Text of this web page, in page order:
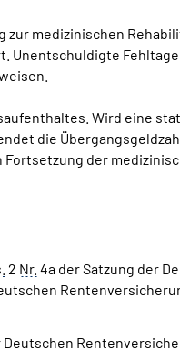
medizinischen
Wird eine
die
der
2 Nr. 4a der Satzung der